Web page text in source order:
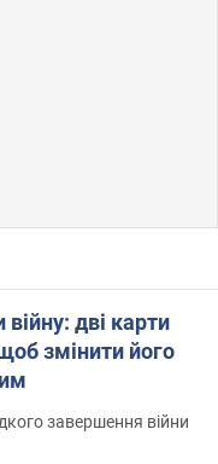
дві карти
змінити його
завершення війни